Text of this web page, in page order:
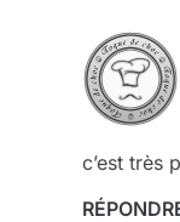
c’est très